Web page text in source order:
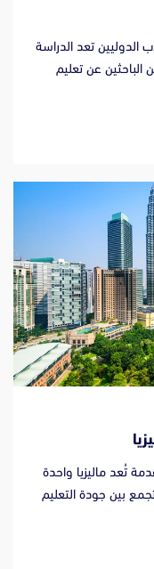
شامل للطلاب الدوليين تعد الدراسة
الباحثين عن تعليم
تُعد ماليزيا واحدة
بين جودة التعليم